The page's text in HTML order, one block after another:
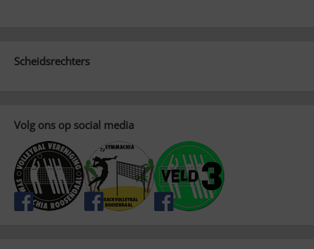
Scheidsrechters
Volg ons op social media